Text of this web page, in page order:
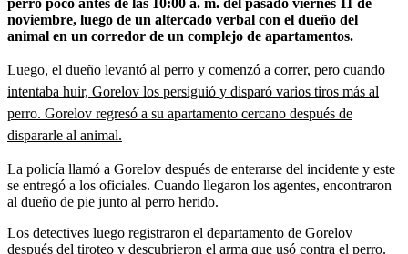
noviembre, luego de un altercado verbal con el dueño del
animal en un corredor de un complejo de apartamentos.
Luego, el dueño levantó al perro y comenzó a correr, pero cuando
intentaba huir, Gorelov los persiguió y disparó varios tiros más al
perro. Gorelov regresó a su apartamento cercano después de
dispararle al animal.
La policía llamó a Gorelov después de enterarse del incidente y este
se entregó a los oficiales. Cuando llegaron los agentes, encontraron
al dueño de pie junto al perro herido.
Los detectives luego registraron el departamento de Gorelov
después del tiroteo y descubrieron el arma que usó contra el perro.